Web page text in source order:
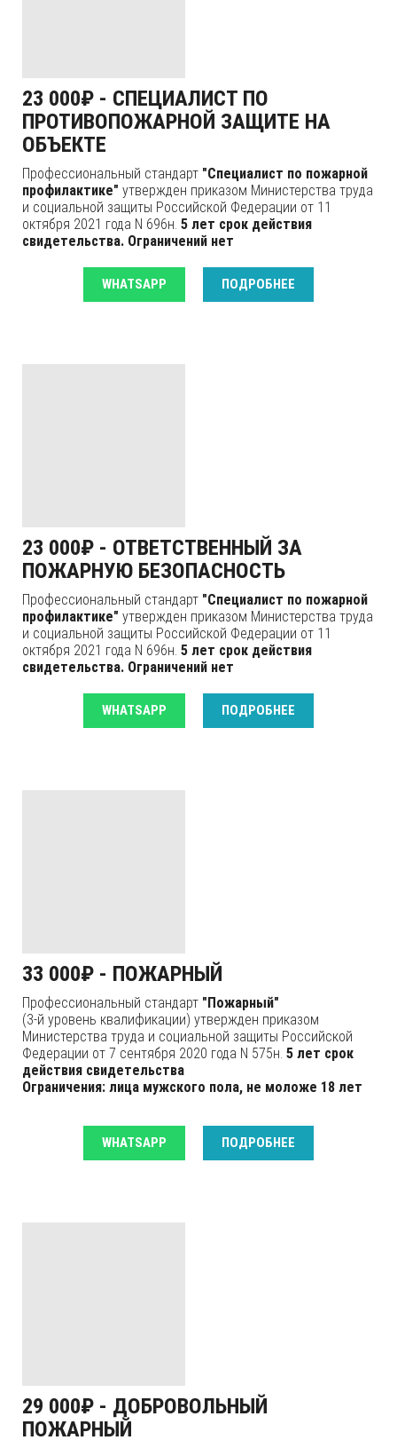
23 000₽ - СПЕЦИАЛИСТ ПО
ПРОТИВОПОЖАРНОЙ ЗАЩИТЕ НА
ОБЪЕКТЕ
Профессиональный стандарт "Специалист по пожарной
профилактике" утвержден приказом Министерства труда
и социальной защиты Российской Федерации от 11
октября 2021 года N 696н. 5 лет срок действия
свидетельства. Ограничений нет
WHATSAPP ПОДРОБНЕЕ
23 000₽ - ОТВЕТСТВЕННЫЙ ЗА
ПОЖАРНУЮ БЕЗОПАСНОСТЬ
Профессиональный стандарт "Специалист по пожарной
профилактике" утвержден приказом Министерства труда
и социальной защиты Российской Федерации от 11
октября 2021 года N 696н. 5 лет срок действия
свидетельства. Ограничений нет
WHATSAPP ПОДРОБНЕЕ
33 000₽ - ПОЖАРНЫЙ
Профессиональный стандарт "Пожарный"
(3-й уровень квалификации) утвержден приказом
Министерства труда и социальной защиты Российской
Федерации от 7 сентября 2020 года N 575н. 5 лет срок
действия свидетельства
Ограничения: лица мужского пола, не моложе 18 лет
WHATSAPP ПОДРОБНЕЕ
29 000₽ - ДОБРОВОЛЬНЫЙ
ПОЖАРНЫЙ